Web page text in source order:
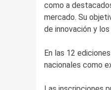
como a
mercado. Su
de innovación y
En las 12
nacionales como